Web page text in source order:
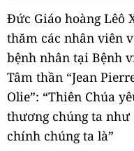
Đức Giáo hoàng Lêô
thăm các nhân viên
bệnh nhân tại Bệnh
Tâm thần “Jean
Olie”: “Thiên Chúa
thương chúng ta như
chính chúng ta là”